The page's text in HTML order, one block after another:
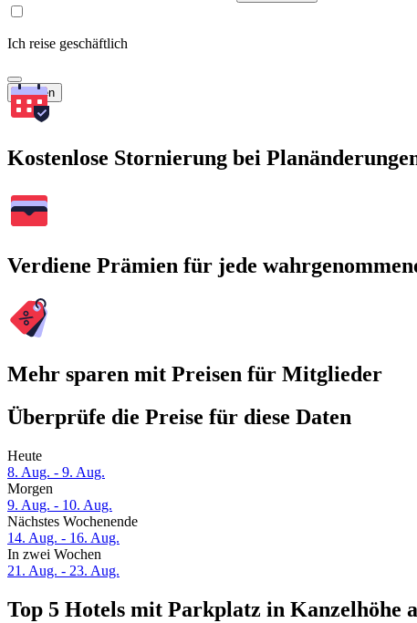
Ich reise geschäftlich
Suchen
Kostenlose Stornierung bei
Verdiene Prämien für jede
Mehr sparen mit Preisen für Mitglieder
Überprüfe die Preise für diese Daten
Heute
8. Aug. - 9. Aug.
Morgen
9. Aug. - 10. Aug.
Nächstes Wochenende
14. Aug. - 16. Aug.
In zwei Wochen
21. Aug. - 23. Aug.
Top 5 Hotels mit Parkplatz in Kanzelhöhe